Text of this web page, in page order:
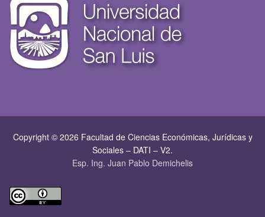
Copyright © 2026 Facultad de Ciencias Económicas, Jurí­dicas y
Sociales – DATI – V2.
Esp. Ing. Juan Pablo Demichelis